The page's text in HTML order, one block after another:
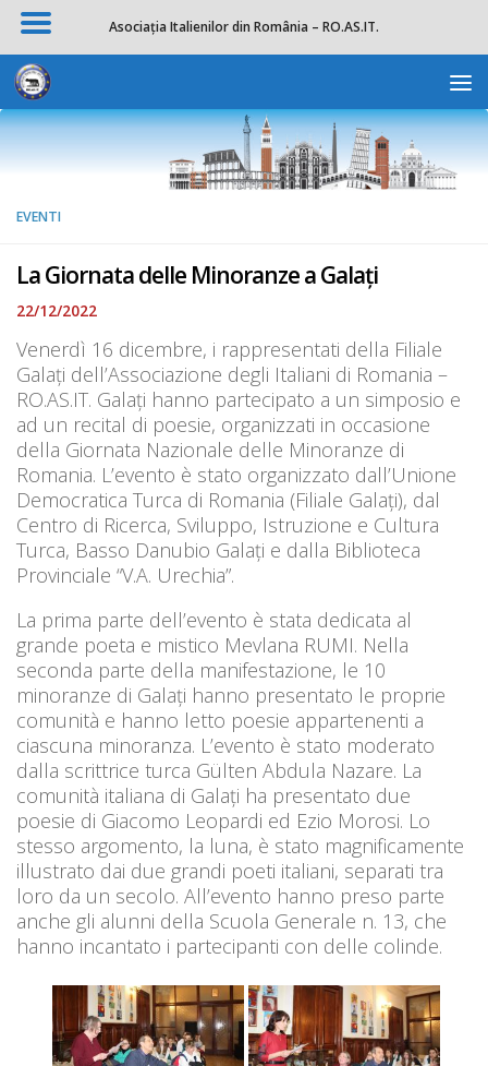
Apri la
Salta al contenuto
EVENTI
La Giornata delle Minoranze a Galați
22/12/2022
Venerdì 16 dicembre, i rappresentati della Filiale
Galați dell’Associazione degli Italiani di Romania –
RO.AS.IT. Galați hanno partecipato a un simposio e
ad un recital di poesie, organizzati in occasione
della Giornata Nazionale delle Minoranze di
Romania. L’evento è stato organizzato dall’Unione
Democratica Turca di Romania (Filiale Galați), dal
Centro di Ricerca, Sviluppo, Istruzione e Cultura
Turca, Basso Danubio Galați e dalla Biblioteca
Provinciale “V.A. Urechia”.
La prima parte dell’evento è stata dedicata al
grande poeta e mistico Mevlana RUMI. Nella
seconda parte della manifestazione, le 10
minoranze di Galați hanno presentato le proprie
comunità e hanno letto poesie appartenenti a
ciascuna minoranza. L’evento è stato moderato
dalla scrittrice turca Gülten Abdula Nazare. La
comunità italiana di Galați ha presentato due
poesie di Giacomo Leopardi ed Ezio Morosi. Lo
stesso argomento, la luna, è stato magnificamente
illustrato dai due grandi poeti italiani, separati tra
loro da un secolo. All’evento hanno preso parte
anche gli alunni della Scuola Generale n. 13, che
hanno incantato i partecipanti con delle colinde.
Asociația Italienilor din România – RO.AS.IT.